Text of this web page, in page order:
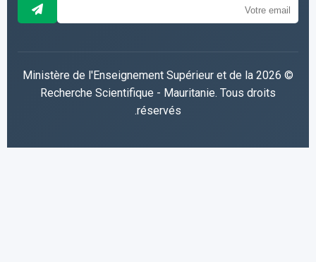
© 2026 Ministère de l'Enseignement Supérieur et de la
Recherche Scientifique - Mauritanie. Tous droits
réservés.